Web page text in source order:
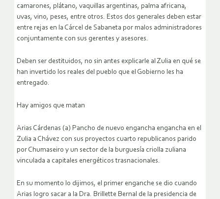
camarones, plátano, vaquillas argentinas, palma africana,
uvas, vino, peses, entre otros. Estos dos generales deben estar
entre rejas en la Cárcel de Sabaneta por malos administradores
conjuntamente con sus gerentes y asesores.
Deben ser destituidos, no sin antes explicarle al Zulia en qué se
han invertido los reales del pueblo que el Gobierno les ha
entregado.
Hay amigos que matan
Arias Cárdenas (a) Pancho de nuevo engancha engancha en el
Zulia a Chávez con sus proyectos cuarto republicanos parido
por Chumaseiro y un sector de la burguesía criolla zuliana
vinculada a capitales energéticos trasnacionales.
En su momento lo dijimos, el primer enganche se dio cuando
Arias logro sacar a la Dra. Brillette Bernal de la presidencia de